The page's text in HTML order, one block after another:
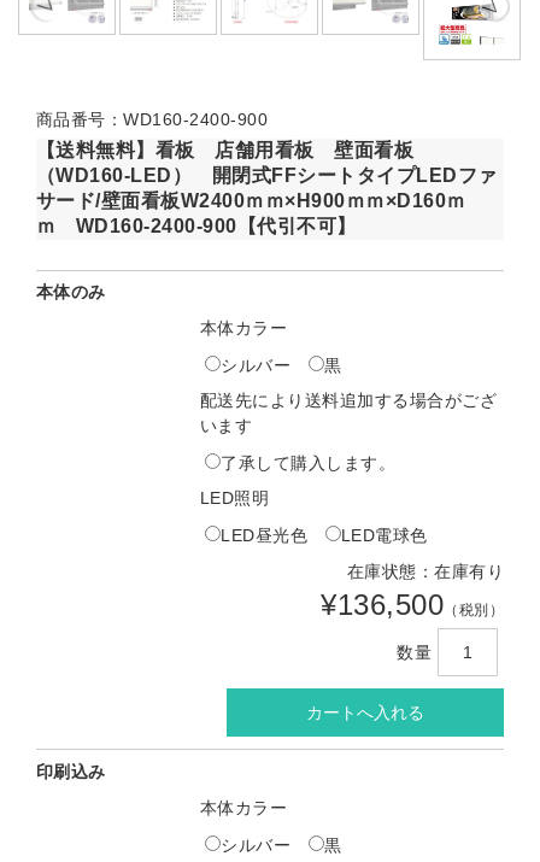
商品番号：WD160-2400-900
【送料無料】看板 店舗用看板 壁面看板
（WD160-LED） 開閉式FFシートタイプLEDファ
サード/壁面看板W2400ｍｍ×H900ｍｍ×D160ｍ
ｍ WD160-2400-900【代引不可】
本体のみ
本体カラー
シルバー
黒
配送先により送料追加する場合がござ
います
了承して購入します。
LED照明
LED昼光色
LED電球色
在庫状態：在庫有り
¥136,500 （税別）
数量
印刷込み
本体カラー
シルバー
黒